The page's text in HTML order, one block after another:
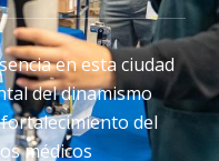
en esta ciudad
del dinamismo
del
médicos